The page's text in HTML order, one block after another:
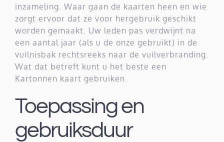
inzameling. Waar gaan de kaarten heen en wie
zorgt ervoor dat ze voor hergebruik geschikt
worden gemaakt. Uw leden pas verdwijnt na
een aantal jaar (als u de onze gebruikt) in de
vuilnisbak rechtsreeks naar de vuilverbranding.
Wat dat betreft kunt u het beste een
Kartonnen kaart gebruiken.
Toepassing en
gebruiksduur